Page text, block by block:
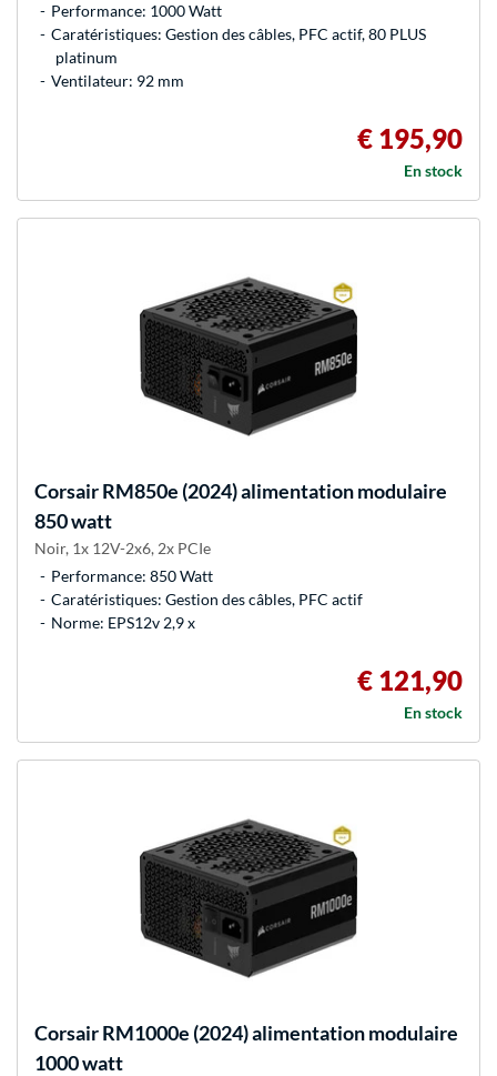
Performance: 1000 Watt
Caratéristiques: Gestion des câbles, PFC actif, 80 PLUS
platinum
Ventilateur: 92 mm
€ 195,90
En stock
CorsairRM850e (2024) alimentation modulaire
850 watt
Noir, 1x 12V-2x6, 2x PCIe
Performance: 850 Watt
Caratéristiques: Gestion des câbles, PFC actif
Norme: EPS12v 2,9 x
€ 121,90
En stock
CorsairRM1000e (2024) alimentation modulaire
1000 watt